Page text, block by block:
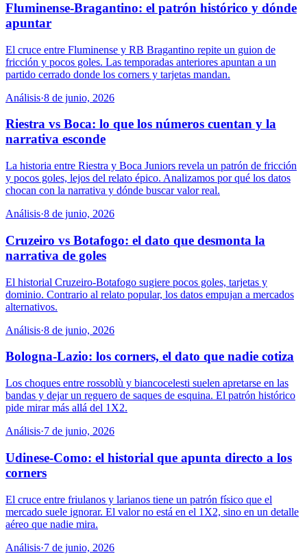
Fluminense-Bragantino: el patrón histórico y dónde
apuntar
El cruce entre Fluminense y RB Bragantino repite un guion de
fricción y pocos goles. Las temporadas anteriores apuntan a un
partido cerrado donde los corners y tarjetas mandan.
Análisis·8 de junio, 2026
Riestra vs Boca: lo que los números cuentan y la
narrativa esconde
La historia entre Riestra y Boca Juniors revela un patrón de fricción
y pocos goles, lejos del relato épico. Analizamos por qué los datos
chocan con la narrativa y dónde buscar valor real.
Análisis·8 de junio, 2026
Cruzeiro vs Botafogo: el dato que desmonta la
narrativa de goles
El historial Cruzeiro-Botafogo sugiere pocos goles, tarjetas y
dominio. Contrario al relato popular, los datos empujan a mercados
alternativos.
Análisis·8 de junio, 2026
Bologna-Lazio: los corners, el dato que nadie cotiza
Los choques entre rossoblù y biancocelesti suelen apretarse en las
bandas y dejar un reguero de saques de esquina. El patrón histórico
pide mirar más allá del 1X2.
Análisis·7 de junio, 2026
Udinese-Como: el historial que apunta directo a los
corners
El cruce entre friulanos y larianos tiene un patrón físico que el
mercado suele ignorar. El valor no está en el 1X2, sino en un detalle
aéreo que nadie mira.
Análisis·7 de junio, 2026